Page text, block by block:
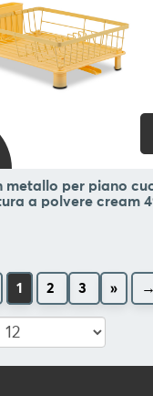
metallo per piano
a polvere cream
1 2 3 » →